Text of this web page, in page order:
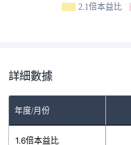
2.1倍本益比
詳細數據
年度/月份
1.6倍本益比